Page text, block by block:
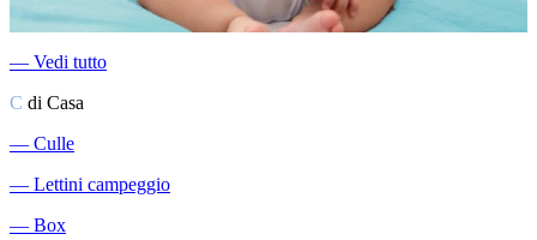
― Vedi tutto
C di Casa
― Culle
― Lettini campeggio
― Box